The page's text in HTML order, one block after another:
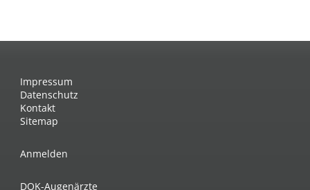
Impressum
Datenschutz
Kontakt
Sitemap
Anmelden
DOK-Augenärzte